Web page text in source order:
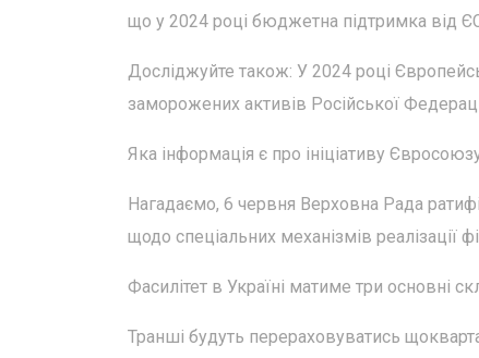
що у 2024 році бюджетна підтримка від
Досліджуйте також: У 2024 році
заморожених активів Російської
Яка інформація є про ініціативу
Нагадаємо, 6 червня Верховна Рада
щодо спеціальних механізмів реалізації
Фасилітет в Україні матиме три основні
Транші будуть перераховуватись